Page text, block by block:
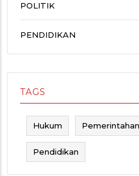
POLITIK
PENDIDIKAN
TAGS
Hukum Pemerintahan
Pendidikan